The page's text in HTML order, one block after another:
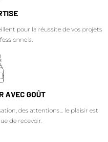
pour la réussite de vos projets
AVEC GOÛT
des attentions… le plaisir est
de recevoir.